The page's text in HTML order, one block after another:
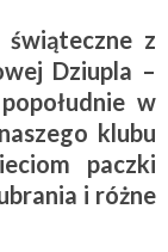
z
Dziupla –
w
klubu
paczki
i różne